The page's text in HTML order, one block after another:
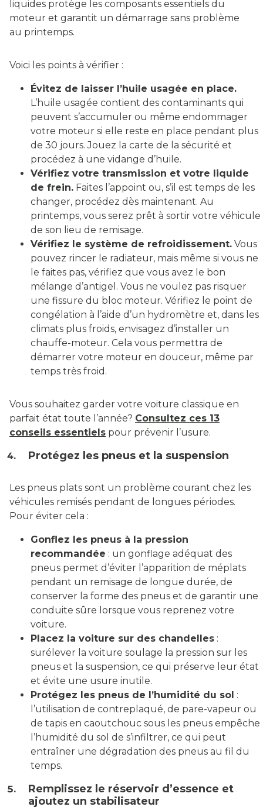
liquides protège les composants essentiels du
moteur et garantit un démarrage sans problème
au printemps.
Voici les points à vérifier :
Évitez de laisser l’huile usagée en place.
L’huile usagée contient des contaminants qui
peuvent s’accumuler ou même endommager
votre moteur si elle reste en place pendant plus
de 30 jours. Jouez la carte de la sécurité et
procédez à une vidange d’huile.
Vérifiez votre transmission et votre liquide
de frein. Faites l’appoint ou, s’il est temps de les
changer, procédez dès maintenant. Au
printemps, vous serez prêt à sortir votre véhicule
de son lieu de remisage.
Vérifiez le système de refroidissement. Vous
pouvez rincer le radiateur, mais même si vous ne
le faites pas, vérifiez que vous avez le bon
mélange d’antigel. Vous ne voulez pas risquer
une fissure du bloc moteur. Vérifiez le point de
congélation à l’aide d’un hydromètre et, dans les
climats plus froids, envisagez d’installer un
chauffe-moteur. Cela vous permettra de
démarrer votre moteur en douceur, même par
temps très froid.
Vous souhaitez garder votre voiture classique en
parfait état toute l’année? Consultez ces 13
conseils essentiels pour prévenir l’usure.
Protégez les pneus et la suspension
Les pneus plats sont un problème courant chez les
véhicules remisés pendant de longues périodes.
Pour éviter cela :
Gonflez les pneus à la pression
recommandée : un gonflage adéquat des
pneus permet d’éviter l’apparition de méplats
pendant un remisage de longue durée, de
conserver la forme des pneus et de garantir une
conduite sûre lorsque vous reprenez votre
voiture.
Placez la voiture sur des chandelles :
surélever la voiture soulage la pression sur les
pneus et la suspension, ce qui préserve leur état
et évite une usure inutile.
Protégez les pneus de l’humidité du sol :
l’utilisation de contreplaqué, de pare-vapeur ou
de tapis en caoutchouc sous les pneus empêche
l’humidité du sol de s’infiltrer, ce qui peut
entraîner une dégradation des pneus au fil du
temps.
Remplissez le réservoir d’essence et
ajoutez un stabilisateur